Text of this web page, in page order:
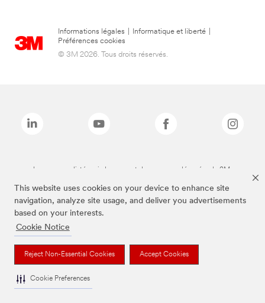
This website uses cookies on your device to enhance site
navigation, analyze site usage, and deliver you advertisements
based on your interests.
Cookie Notice
Reject Non-Essential Cookies Accept Cookies
Cookie Preferences
Informations légales Informatique et liberté
Préférences cookies
© 3M 2026. Tous droits réservés.
Les marques listées ci-dessus sont des marques déposées de 3M.